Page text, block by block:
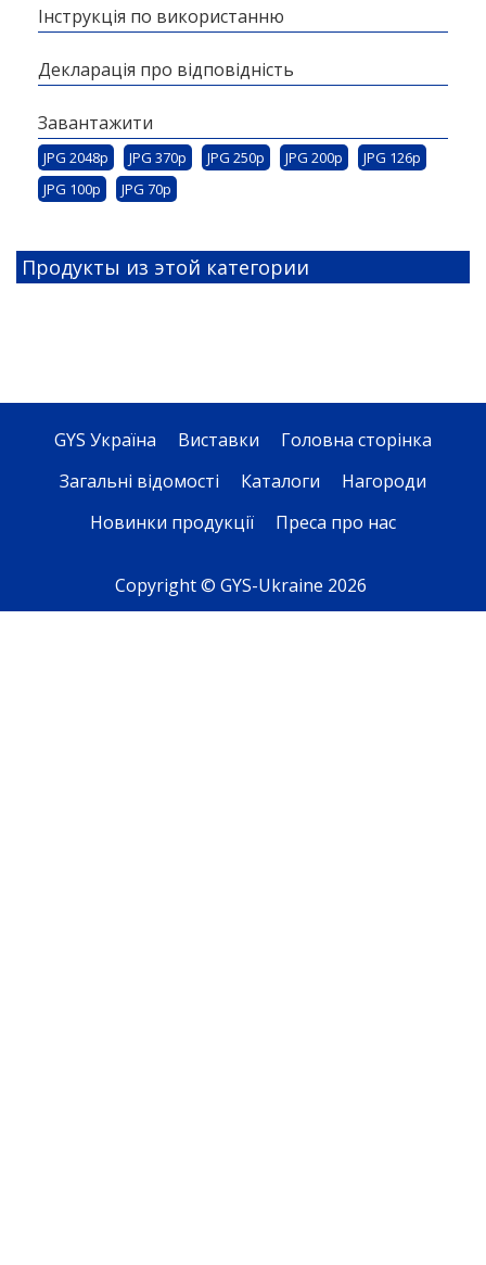
Інструкція по використанню
Декларація про відповідність
Завантажити
JPG 2048p JPG 370p JPG 250p JPG 200p
JPG 126p
JPG 100p
JPG 70p
Продукты из этой категории
GYS Україна Виставки
Головна сторінка
Загальні відомості
Каталоги
Нагороди
Новинки продукції
Преса про нас
Copyright © GYS-Ukraine 2026